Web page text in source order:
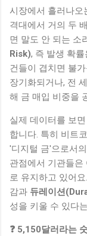
시장에서 흘러나오
격대에서 거의 두
면 말도 안 되는 소
Risk), 즉 발생 확
건들이 겹치면 불
장기화되거나, 전
해 금 매입 비중을
실제 데이터를 보
합니다. 특히 비트
'디지털 금'으로서
관점에서 기관들은
로 유지하고 있어
감과 듀레이션
성을 키울 수 있다
❓ 5,150달러라는